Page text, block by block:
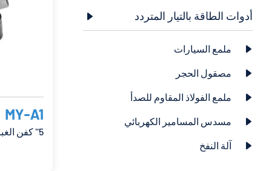
أدوات الطاقة بالتيار المتردد 
 ملمع السيارات
 مصقول الحجر
 ملمع الفولاذ المقاوم للصدأ
 مسدس المسامير الكهربائي
 آلة النفخ
MY-A1
5'' كفن الغبار